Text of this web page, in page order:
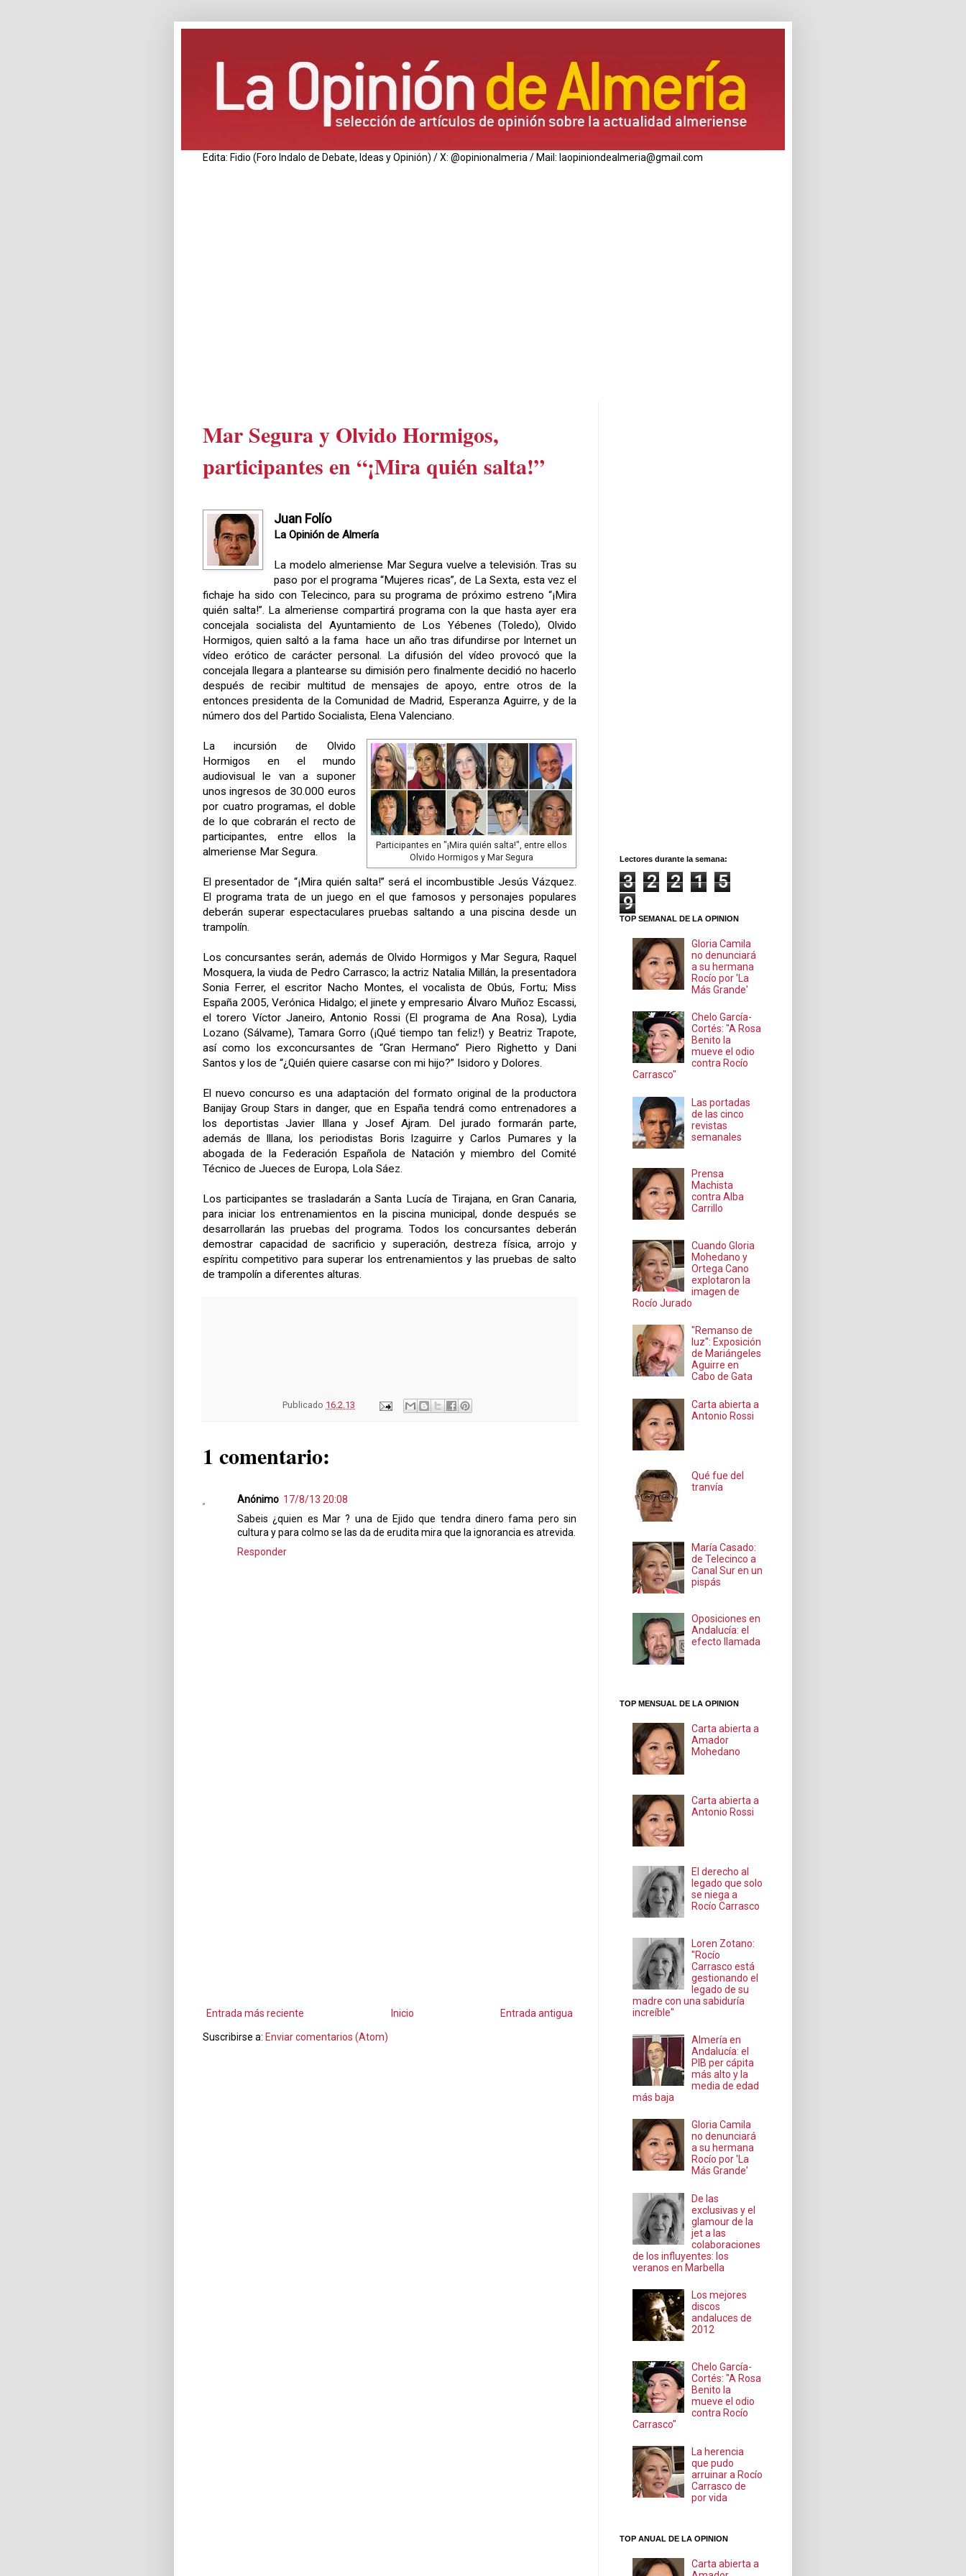
Edita: Fidio (Foro Indalo de Debate, Ideas y Opinión) / X: @opinionalmeria / Mail: laopiniondealmeria@gmail.com
Mar Segura y Olvido Hormigos,
participantes en “¡Mira quién salta!”
Juan Folío
La Opinión de Almería
La modelo almeriense Mar Segura vuelve a televisión. Tras su
paso por el programa “Mujeres ricas”, de La Sexta, esta vez el
fichaje ha sido con Telecinco, para su programa de próximo estreno “¡Mira
quién salta!”. La almeriense compartirá programa con la que hasta ayer era
concejala socialista del Ayuntamiento de Los Yébenes (Toledo), Olvido
Hormigos, quien saltó a la fama hace un año tras difundirse por Internet un
vídeo erótico de carácter personal. La difusión del vídeo provocó que la
concejala llegara a plantearse su dimisión pero finalmente decidió no hacerlo
después de recibir multitud de mensajes de apoyo, entre otros de la
entonces presidenta de la Comunidad de Madrid, Esperanza Aguirre, y de la
número dos del Partido Socialista, Elena Valenciano.
Participantes en "¡Mira quién salta!", entre ellos
Olvido Hormigos y Mar Segura
La incursión de Olvido
Hormigos en el mundo
audiovisual le van a suponer
unos ingresos de 30.000 euros
por cuatro programas, el doble
de lo que cobrarán el recto de
participantes, entre ellos la
almeriense Mar Segura.
El presentador de “¡Mira quién salta!” será el incombustible Jesús Vázquez.
El programa trata de un juego en el que famosos y personajes populares
deberán superar espectaculares pruebas saltando a una piscina desde un
trampolín.
Los concursantes serán, además de Olvido Hormigos y Mar Segura, Raquel
Mosquera, la viuda de Pedro Carrasco; la actriz Natalia Millán, la presentadora
Sonia Ferrer, el escritor Nacho Montes, el vocalista de Obús, Fortu; Miss
España 2005, Verónica Hidalgo; el jinete y empresario Álvaro Muñoz Escassi,
el torero Víctor Janeiro, Antonio Rossi (El programa de Ana Rosa), Lydia
Lozano (Sálvame), Tamara Gorro (¡Qué tiempo tan feliz!) y Beatriz Trapote,
así como los exconcursantes de “Gran Hermano” Piero Righetto y Dani
Santos y los de “¿Quién quiere casarse con mi hijo?” Isidoro y Dolores.
El nuevo concurso es una adaptación del formato original de la productora
Banijay Group Stars in danger, que en España tendrá como entrenadores a
los deportistas Javier Illana y Josef Ajram. Del jurado formarán parte,
además de Illana, los periodistas Boris Izaguirre y Carlos Pumares y la
abogada de
la Federación Española de Natación y miembro del Comité
Técnico de Jueces de Europa, Lola Sáez.
Los participantes se trasladarán a Santa Lucía de Tirajana, en Gran Canaria,
para iniciar los entrenamientos en la piscina municipal, donde después se
desarrollarán las pruebas del programa. Todos los concursantes deberán
demostrar capacidad de sacrificio y superación, destreza física, arrojo y
espíritu competitivo para superar los entrenamientos y las pruebas de salto
de trampolín a diferentes alturas.
Publicado 16.2.13
1 comentario:
Anónimo 17/8/13 20:08
Sabeis ¿quien es Mar ? una de Ejido que tendra dinero fama pero sin
cultura y para colmo se las da de erudita mira que la ignorancia es atrevida.
Responder
Entrada más reciente Entrada antigua
Inicio
Suscribirse a: Enviar comentarios (Atom)
Lectores durante la semana:
3 2 2 1
5
9
TOP SEMANAL DE LA OPINION
Gloria Camila
no denunciará
a su hermana
Rocío por 'La
Más Grande'
Chelo García-
Cortés: "A Rosa
Benito la
mueve el odio
contra Rocío
Carrasco"
Las portadas
de las cinco
revistas
semanales
Prensa
Machista
contra Alba
Carrillo
Cuando Gloria
Mohedano y
Ortega Cano
explotaron la
imagen de
Rocío Jurado
"Remanso de
luz": Exposición
de Mariángeles
Aguirre en
Cabo de Gata
Carta abierta a
Antonio Rossi
Qué fue del
tranvía
María Casado:
de Telecinco a
Canal Sur en un
pispás
Oposiciones en
Andalucía: el
efecto llamada
TOP MENSUAL DE LA OPINION
Carta abierta a
Amador
Mohedano
Carta abierta a
Antonio Rossi
El derecho al
legado que solo
se niega a
Rocío Carrasco
Loren Zotano:
"Rocío
Carrasco está
gestionando el
legado de su
madre con una sabiduría
increíble"
Almería en
Andalucía: el
PIB per cápita
más alto y la
media de edad
más baja
Gloria Camila
no denunciará
a su hermana
Rocío por 'La
Más Grande'
De las
exclusivas y el
glamour de la
jet a las
colaboraciones
de los influyentes: los
veranos en Marbella
Los mejores
discos
andaluces de
2012
Chelo García-
Cortés: "A Rosa
Benito la
mueve el odio
contra Rocío
Carrasco"
La herencia
que pudo
arruinar a Rocío
Carrasco de
por vida
TOP ANUAL DE LA OPINION
Carta abierta a